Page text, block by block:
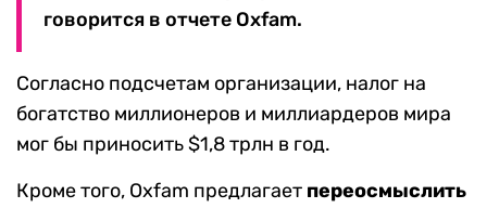
говорится в отчете Oxfam.
Согласно подсчетам организации, налог на
богатство миллионеров и миллиардеров мира
мог бы приносить $1,8 трлн в год.
Кроме того, Oxfam предлагает переосмыслить